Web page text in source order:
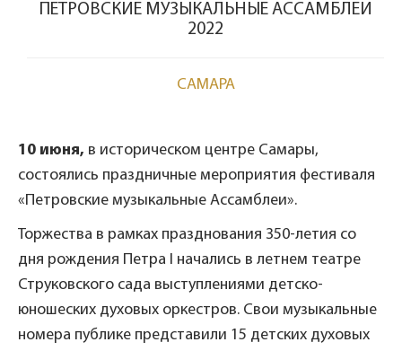
ПЕТРОВСКИЕ МУЗЫКАЛЬНЫЕ АССАМБЛЕИ
2022
САМАРА
10 июня, в историческом центре Самары,
состоялись праздничные мероприятия фестиваля
«Петровские музыкальные Ассамблеи».
Торжества в рамках празднования 350-летия со
дня рождения Петра I начались в летнем театре
Струковского сада выступлениями детско-
юношеских духовых оркестров. Свои музыкальные
номера публике представили 15 детских духовых